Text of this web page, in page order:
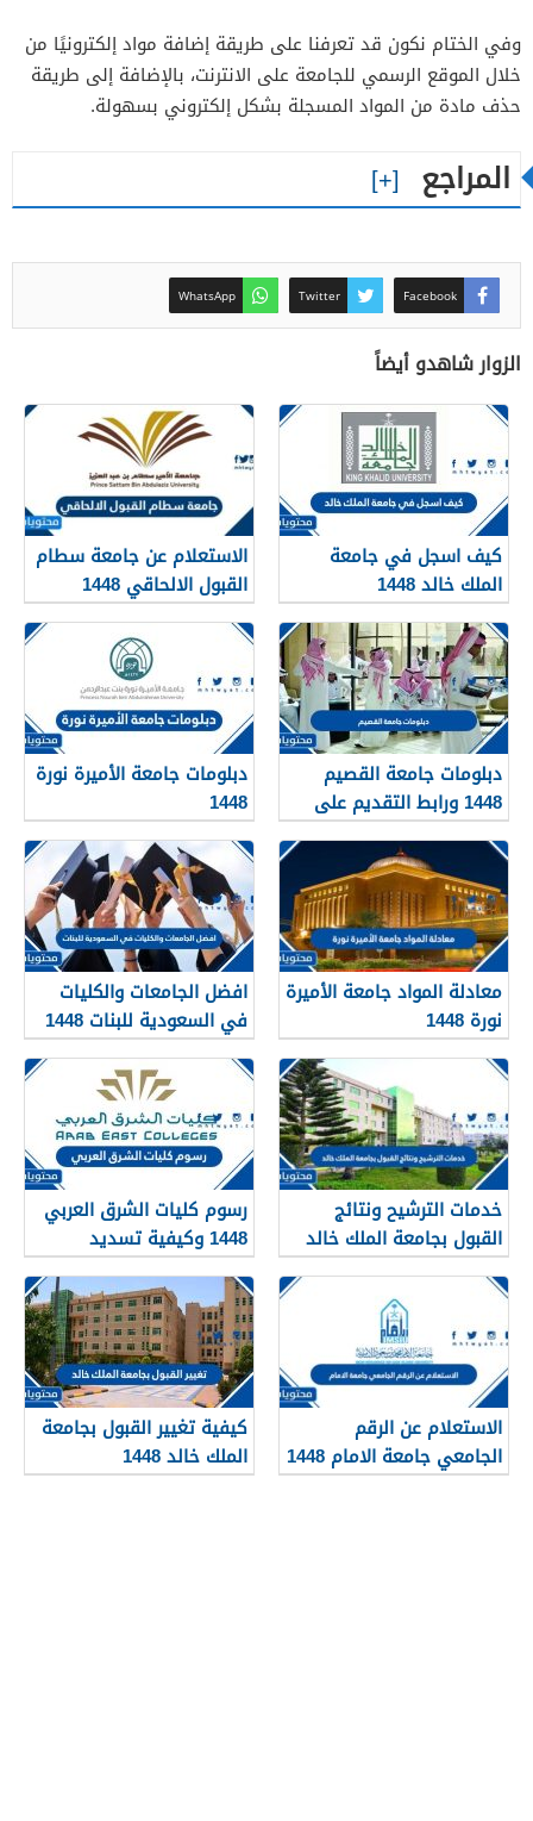
وفي الختام نكون قد تعرفنا على طريقة إضافة مواد إلكترونيًا من
خلال الموقع الرسمي للجامعة على الانترنت، بالإضافة إلى طريقة
حذف مادة من المواد المسجلة بشكل إلكتروني بسهولة.
المراجع
Facebook
Twitter
WhatsApp
الزوار شاهدو أيضاً
كيف اسجل في جامعة
الملك خالد 1448
الاستعلام عن جامعة سطام
القبول الالحاقي 1448
دبلومات جامعة القصيم
1448 ورابط التقديم على
دبلومات جامعة القصيم
qudcss.com
دبلومات جامعة الأميرة نورة
1448
معادلة المواد جامعة الأميرة
نورة 1448
افضل الجامعات والكليات
في السعودية للبنات 1448
خدمات الترشيح ونتائج
القبول بجامعة الملك خالد
1448
رسوم كليات الشرق العربي
1448 وكيفية تسديد
الرسوم
الاستعلام عن الرقم
الجامعي جامعة الامام 1448
كيفية تغيير القبول بجامعة
الملك خالد 1448